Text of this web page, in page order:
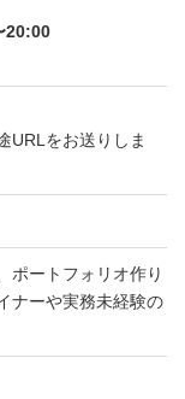
20:00
URLをお送りしま
ポートフォリオ作り
ナーや実務未経験の